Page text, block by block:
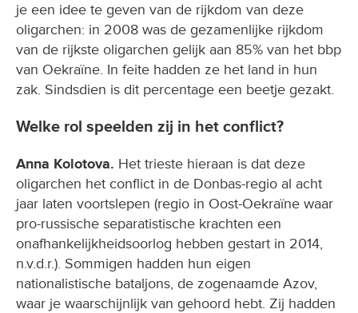
je een idee te geven van de rijkdom van deze
oligarchen: in 2008 was de gezamenlijke rijkdom
van de rijkste oligarchen gelijk aan 85% van het bbp
van Oekraïne. In feite hadden ze het land in hun
zak. Sindsdien is dit percentage een beetje gezakt.
Welke rol speelden zij in het conflict?
Anna Kolotova. Het trieste hieraan is dat deze
oligarchen het conflict in de Donbas-regio al acht
jaar laten voortslepen (regio in Oost-Oekraïne waar
pro-russische separatistische krachten een
onafhankelijkheidsoorlog hebben gestart in 2014,
n.v.d.r.). Sommigen hadden hun eigen
nationalistische bataljons, de zogenaamde Azov,
waar je waarschijnlijk van gehoord hebt. Zij hadden